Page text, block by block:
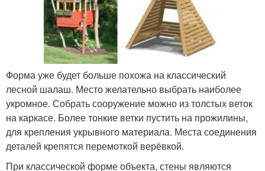
Форма уже будет больше похожа на классический
лесной шалаш. Место желательно выбрать наиболее
укромное. Собрать сооружение можно из толстых веток
на каркасе. Более тонкие ветки пустить на прожилины,
для крепления укрывного материала. Места соединения
деталей крепятся перемоткой верёвкой.
При классической форме объекта, стены являются